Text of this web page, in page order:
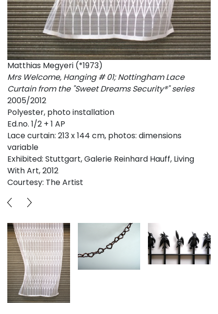
Matthias Megyeri (*1973)
Mrs Welcome, Hanging # 01; Nottingham Lace
Curtain from the "Sweet Dreams Security®" series
2005/2012
Polyester, photo installation
Ed.no. 1/2 + 1 AP
Lace curtain: 213 x 144 cm, photos: dimensions
variable
Exhibited: Stuttgart, Galerie Reinhard Hauff, Living
With Art, 2012
Courtesy: The Artist